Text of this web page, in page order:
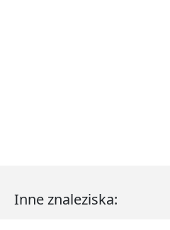
Inne znaleziska: